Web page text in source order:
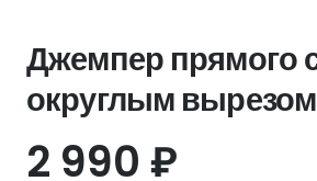
Джемпер прямого
округлым вырезом
2 990 ₽